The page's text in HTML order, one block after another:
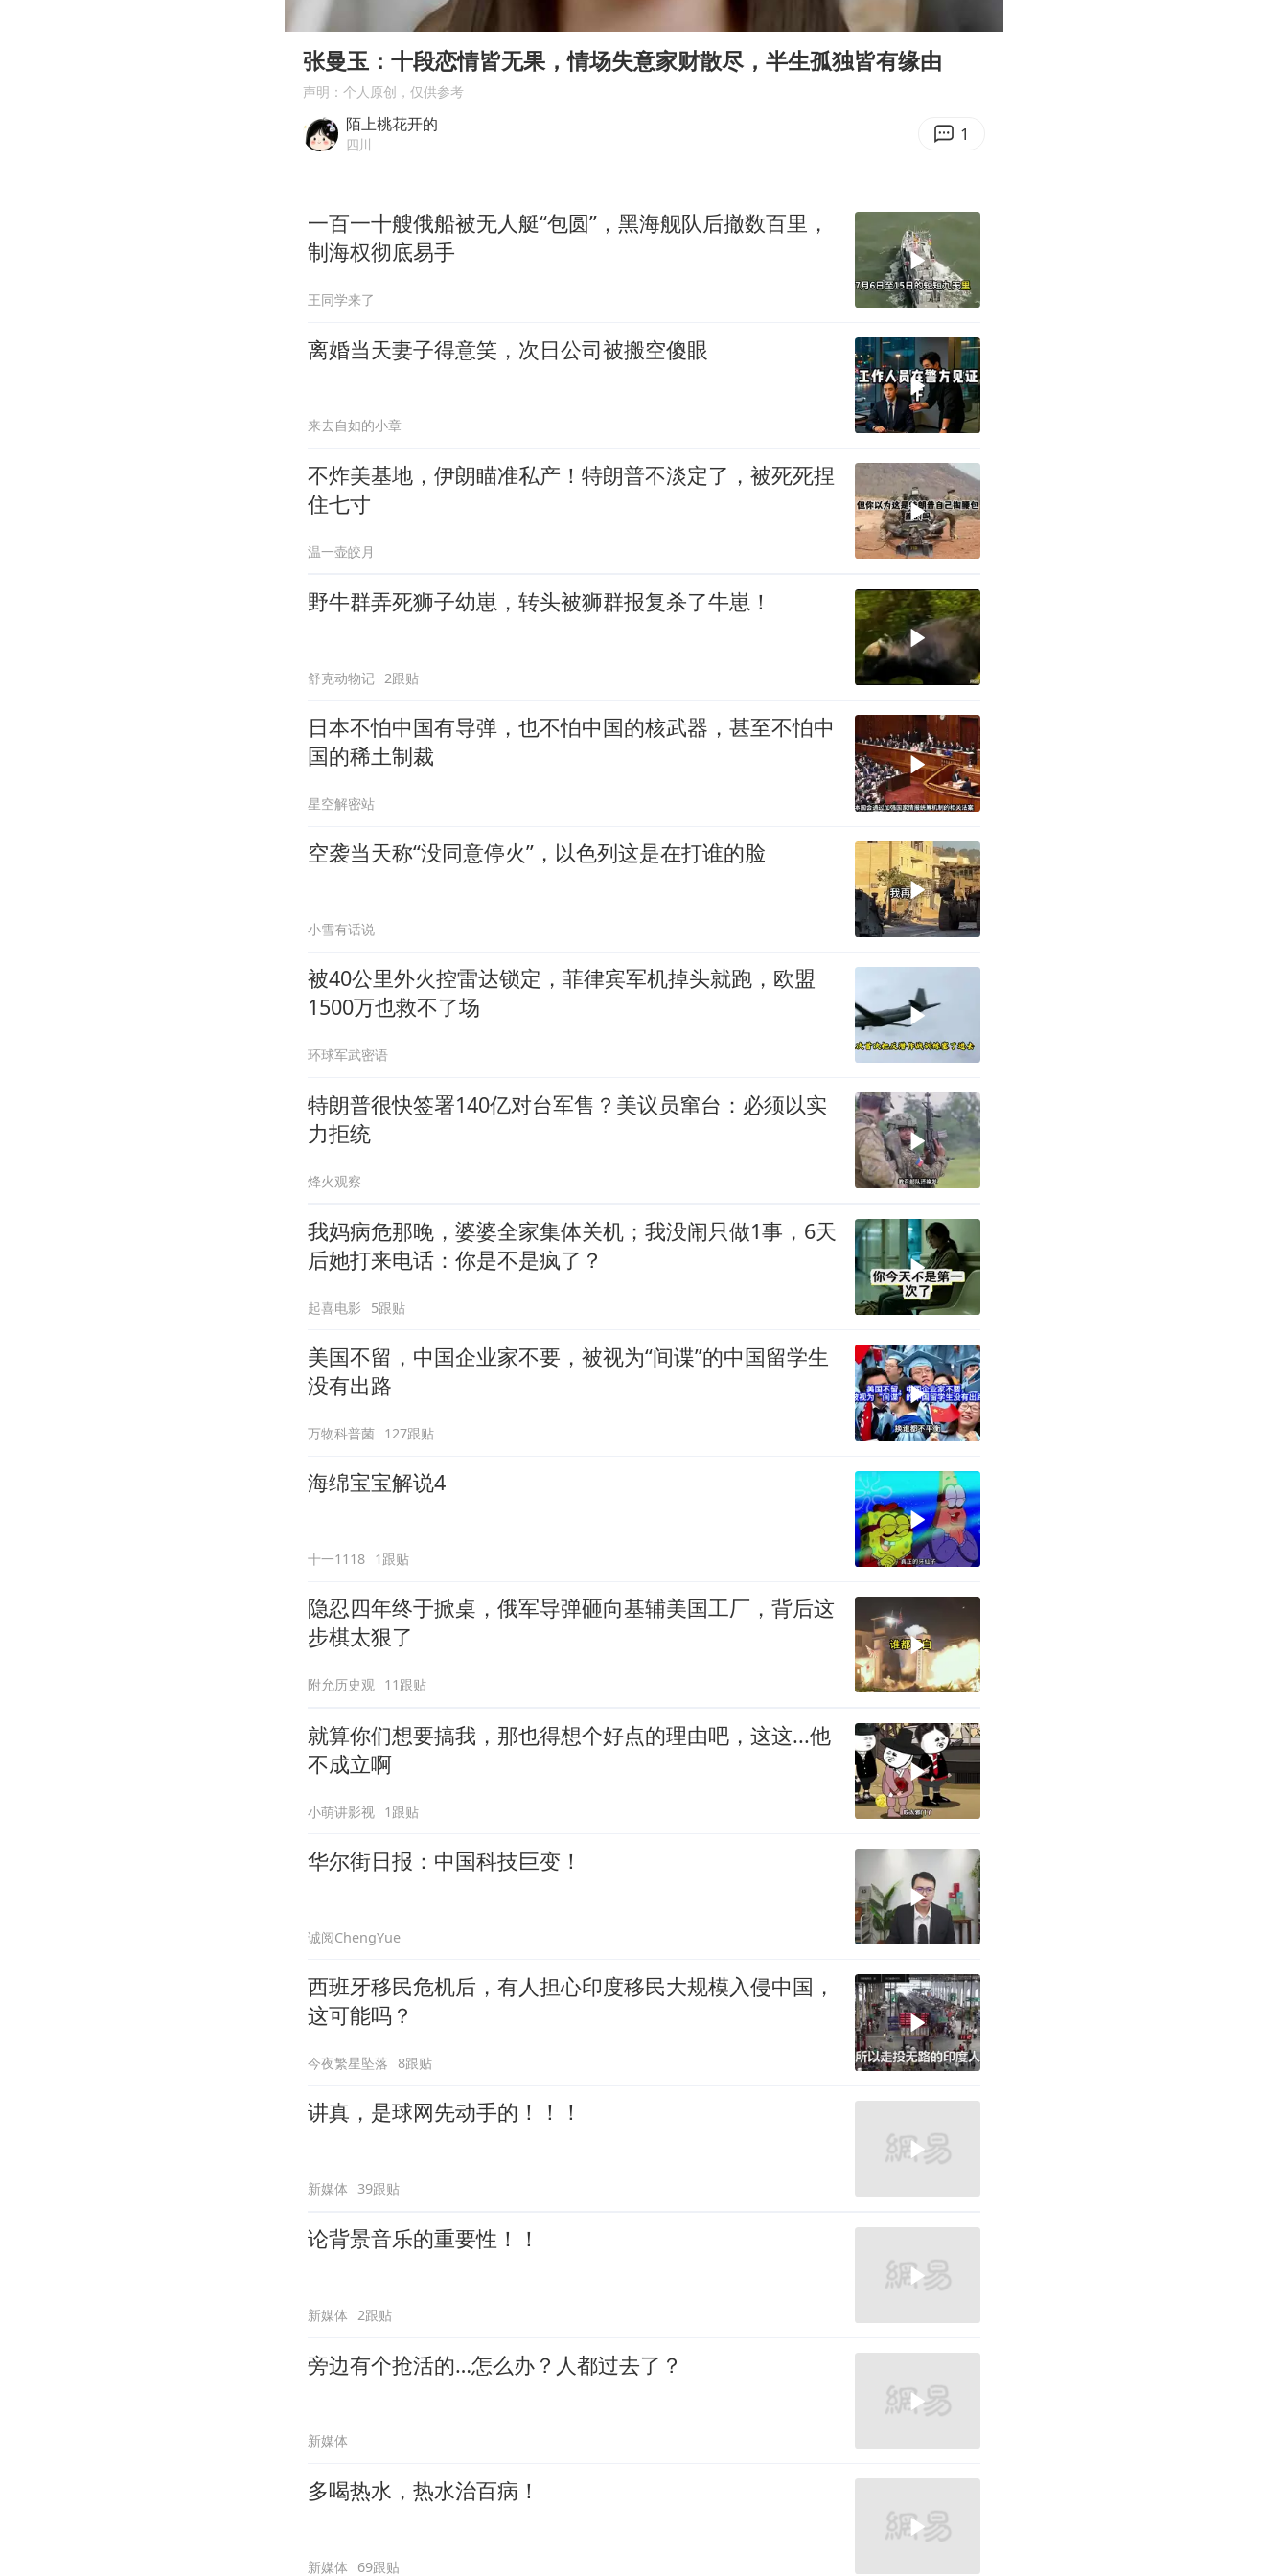
老中医：立秋后养心是关键
未成年顶特警车烧胎被罚
河南将重点打击十类新型黑恶犯罪
夯实基础开新局
Play
张曼玉：十段恋情皆无果，情场失意家财散尽，半生孤独皆有缘由
声明：个人原创，仅供参考
陌上桃花开的
四川 1
一百一十艘俄船被无人艇“包圆”，黑海舰队后撤数百里，
制海权彻底易手
王同学来了
离婚当天妻子得意笑，次日公司被搬空傻眼
来去自如的小章
不炸美基地，伊朗瞄准私产！特朗普不淡定了，被死死捏
住七寸
温一壶皎月
野牛群弄死狮子幼崽，转头被狮群报复杀了牛崽！
舒克动物记 2跟贴
日本不怕中国有导弹，也不怕中国的核武器，甚至不怕中
国的稀土制裁
星空解密站
空袭当天称“没同意停火”，以色列这是在打谁的脸
小雪有话说
被40公里外火控雷达锁定，菲律宾军机掉头就跑，欧盟
1500万也救不了场
环球军武密语
特朗普很快签署140亿对台军售？美议员窜台：必须以实
力拒统
烽火观察
我妈病危那晚，婆婆全家集体关机；我没闹只做1事，6天
后她打来电话：你是不是疯了？
起喜电影 5跟贴
美国不留，中国企业家不要，被视为“间谍”的中国留学生
没有出路
万物科普菌 127跟贴
海绵宝宝解说4
十一1118 1跟贴
隐忍四年终于掀桌，俄军导弹砸向基辅美国工厂，背后这
步棋太狠了
附允历史观 11跟贴
就算你们想要搞我，那也得想个好点的理由吧，这这...他
不成立啊
小萌讲影视 1跟贴
华尔街日报：中国科技巨变！
诚阅ChengYue
西班牙移民危机后，有人担心印度移民大规模入侵中国，
这可能吗？
今夜繁星坠落 8跟贴
讲真，是球网先动手的！！！
新媒体 39跟贴
论背景音乐的重要性！！
新媒体 2跟贴
旁边有个抢活的…怎么办？人都过去了？
新媒体
多喝热水，热水治百病！
新媒体 69跟贴